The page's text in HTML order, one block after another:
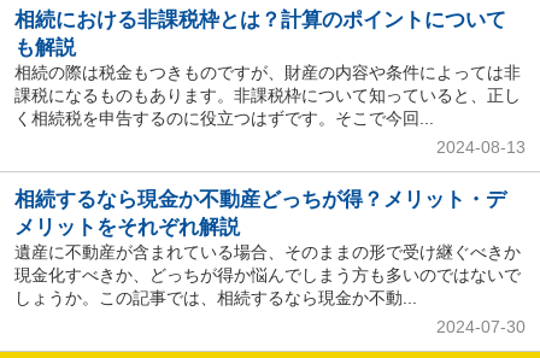
相続における非課税枠とは？計算のポイントについて
も解説
相続の際は税金もつきものですが、財産の内容や条件によっては非
課税になるものもあります。非課税枠について知っていると、正し
く相続税を申告するのに役立つはずです。そこで今回...
2024-08-13
相続するなら現金か不動産どっちが得？メリット・デ
メリットをそれぞれ解説
遺産に不動産が含まれている場合、そのままの形で受け継ぐべきか
現金化すべきか、どっちが得か悩んでしまう方も多いのではないで
しょうか。この記事では、相続するなら現金か不動...
2024-07-30